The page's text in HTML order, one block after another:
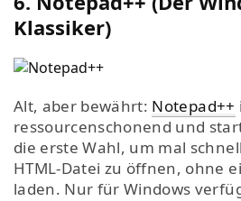
Klassiker)
Alt, aber bewährt: Notepad++
ressourcenschonend und
die erste Wahl, um mal
HTML-Datei zu öffnen, ohne
laden. Nur für Windows